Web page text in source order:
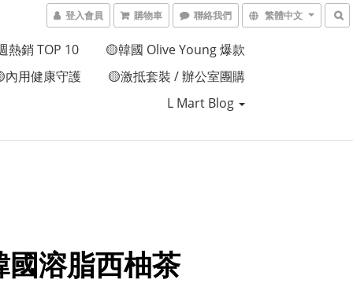
登入會員 購物車 聯絡我們 繁體中文
熱銷 TOP 10
🟡韓國 Olive Young 爆款
內用健康守護
🟡激抵套裝 / 辦公室團購
L Mart Blog
國溶脂西柚茶